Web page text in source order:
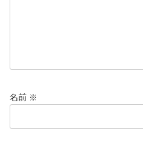
名前 ※